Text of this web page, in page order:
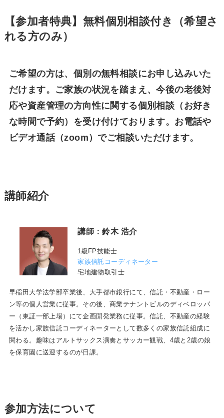
【参加者特典】無料個別相談付き（希望さ
れる方のみ）
ご希望の方は、個別の無料相談にお申し込みいた
だけます。ご家族の状況を踏まえ、今後の老後対
応や資産管理の方向性に関する個別相談（お好き
な時間で予約）を受け付けております。お電話や
ビデオ通話（zoom）でご相談いただけます。
講師紹介
講師：鈴木 浩介
1級FP技能士
家族信託コーディネーター
宅地建物取引士
早稲田大学法学部卒業後、大手都市銀行にて、信託・不動産・ロー
ン等の個人営業に従事。その後、商業テナントビルのディベロッパ
ー（東証一部上場）にて企画開発業務に従事。信託、不動産の経験
を活かし家族信託コーディネーターとして数多くの家族信託組成に
関わる。趣味はアルトサックス演奏とサッカー観戦、4歳と2歳の娘
を保育園に送迎するのが日課。
参加方法について